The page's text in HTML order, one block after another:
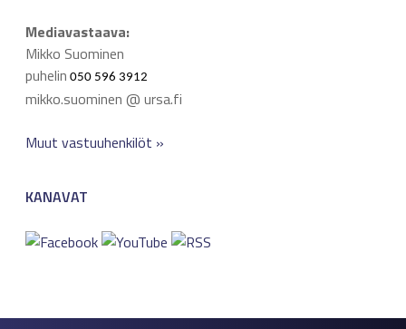
Mediavastaava:
Mikko Suominen
puhelin 050 596 3912
mikko.suominen @ ursa.fi
Muut vastuuhenkilöt »
KANAVAT